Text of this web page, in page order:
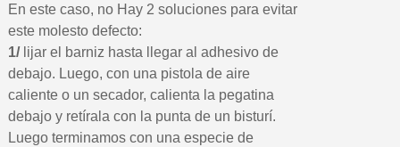
En este caso, no Hay 2 soluciones para evitar
este molesto defecto:
1/lijar el barniz hasta llegar al adhesivo de
debajo. Luego, con una pistola de aire
caliente o un secador, calienta la pegatina
debajo y retírala con la punta de un bisturí.
Luego terminamos con una especie de